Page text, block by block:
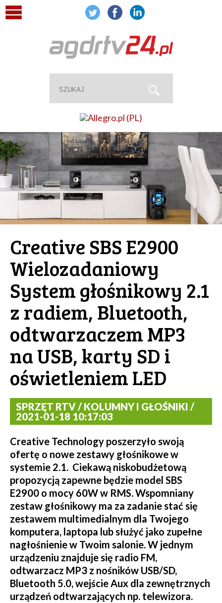
Creative SBS E2900
Wielozadaniowy
System głośnikowy 2.1
z radiem, Bluetooth,
odtwarzaczem MP3
na USB, karty SD i
oświetleniem LED
SPRZĘT RTV / KOLUMNY I GŁOŚNIKI /
2021-01-18 10:17:03
Creative Technology poszerzyło swoją
ofertę o nowe zestawy głośnikowe w
systemie 2.1. Ciekawą niskobudżetową
propozycją zapewne będzie model SBS
E2900 o mocy 60W w RMS. Wspomniany
zestaw głośnikowy ma za zadanie stać się
zestawem multimedialnym dla Twojego
komputera, laptopa lub służyć jako zupełne
nagłośnienie w Twoim salonie. W jednym
urządzeniu znajduje się radio FM,
odtwarzacz MP3 z nośników USB/SD,
Bluetooth 5.0, wejście Aux dla zewnętrznych
urządzeń odtwarzających np. telewizora.